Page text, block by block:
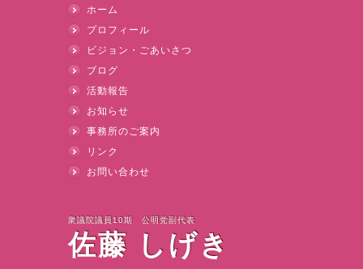
ホーム
プロフィール
ビジョン・ごあいさつ
ブログ
活動報告
お知らせ
事務所のご案内
リンク
お問い合わせ
衆議院議員10期 公明党副代表
佐藤 しげき